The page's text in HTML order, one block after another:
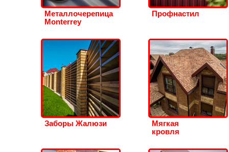
Металлочерепица
Monterrey
Профнастил
Заборы Жалюзи
Мягкая
кровля